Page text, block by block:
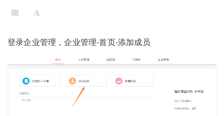
登录企业管理，企业管理-首页-添加成员